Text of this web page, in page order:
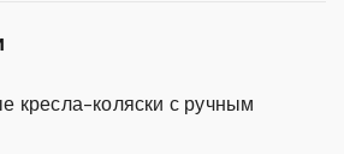
кресла-коляски с ручным